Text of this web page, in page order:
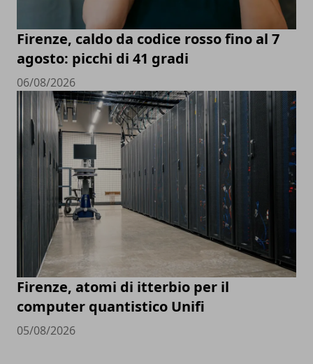
Firenze, caldo da codice rosso fino al 7
agosto: picchi di 41 gradi
06/08/2026
Firenze, atomi di itterbio per il
computer quantistico Unifi
05/08/2026